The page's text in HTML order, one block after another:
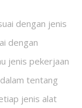
dengan jenis
dengan
jenis pekerjaan
tentang
jenis alat